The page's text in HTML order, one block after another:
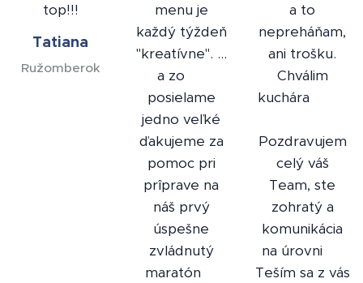
top!!!
Tatiana
Ružomberok
menu je
každý týždeň
"kreatívne". …
a zo ❤️
posielame
jedno veľké
ďakujeme za
pomoc pri
prîprave na
náš prvý
úspešne
zvládnutý
maratón🍀
a to
nepreháňam,
ani trošku.
Chválim
kuchára 👌👌
Pozdravujem
celý váš
Team, ste
zohratý a
komunikácia
na úrovni 👍
Teším sa z vás